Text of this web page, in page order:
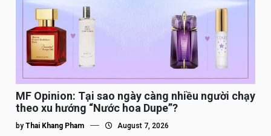
MF Opinion: Tại sao ngày càng nhiều người chạy
theo xu hướng “Nước hoa Dupe”?
by Thai Khang Pham August 7, 2026